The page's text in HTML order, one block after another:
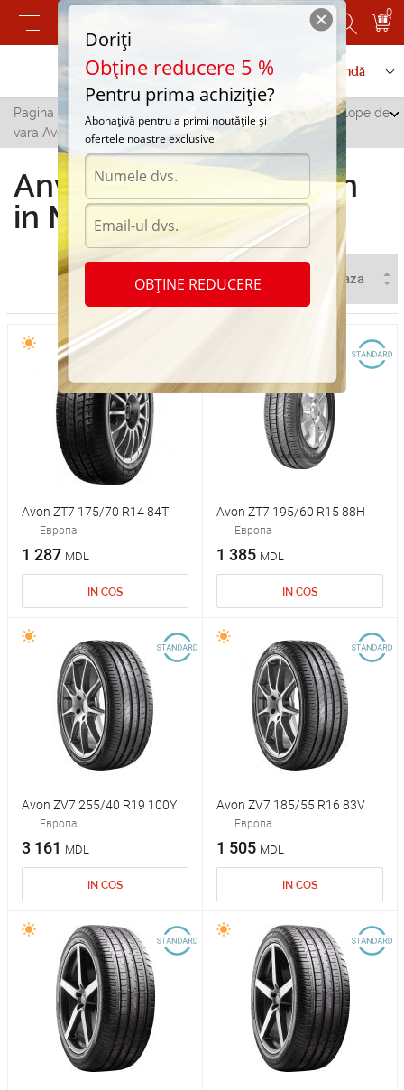
0
Contactați-ne Serviciu de comandă
Pagina principală Marculesti
Anvelope de
vara Avon in Marculesti
Anvelope de vara Avon
in Marculesti
Avon ZT7 175/70 R14 84T
Европа
1 287 MDL
IN COS
Avon ZT7 195/60 R15 88H
Европа
1 385 MDL
IN COS
Avon ZV7 255/40 R19 100Y
Европа
3 161 MDL
IN COS
Avon ZV7 185/55 R16 83V
Европа
1 505 MDL
IN COS
Doriți
Obține reducere 5 %
Pentru prima achiziție?
Abonațivă pentru a primi noutățile și
ofertele noastre exclusive
OBȚINE REDUCERE